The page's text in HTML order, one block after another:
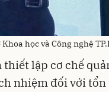
học và Công nghệ
thiết lập cơ chế
nhiệm đối với